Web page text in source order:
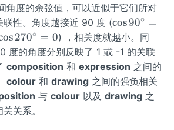
角度的余弦值，可以近似于它们所对
联性。角度越接近 90 度 (\co
s90
^
{\c
ir
c}
=
cos90∘ =
{\c
270∘ = 0) ，相关度就越小。同
度的角度分别反映了 1 或 -1 的关联
composition 和 expression 之间的
colour和 drawing之间的强负相关
与 colour以及 drawing之
关系。